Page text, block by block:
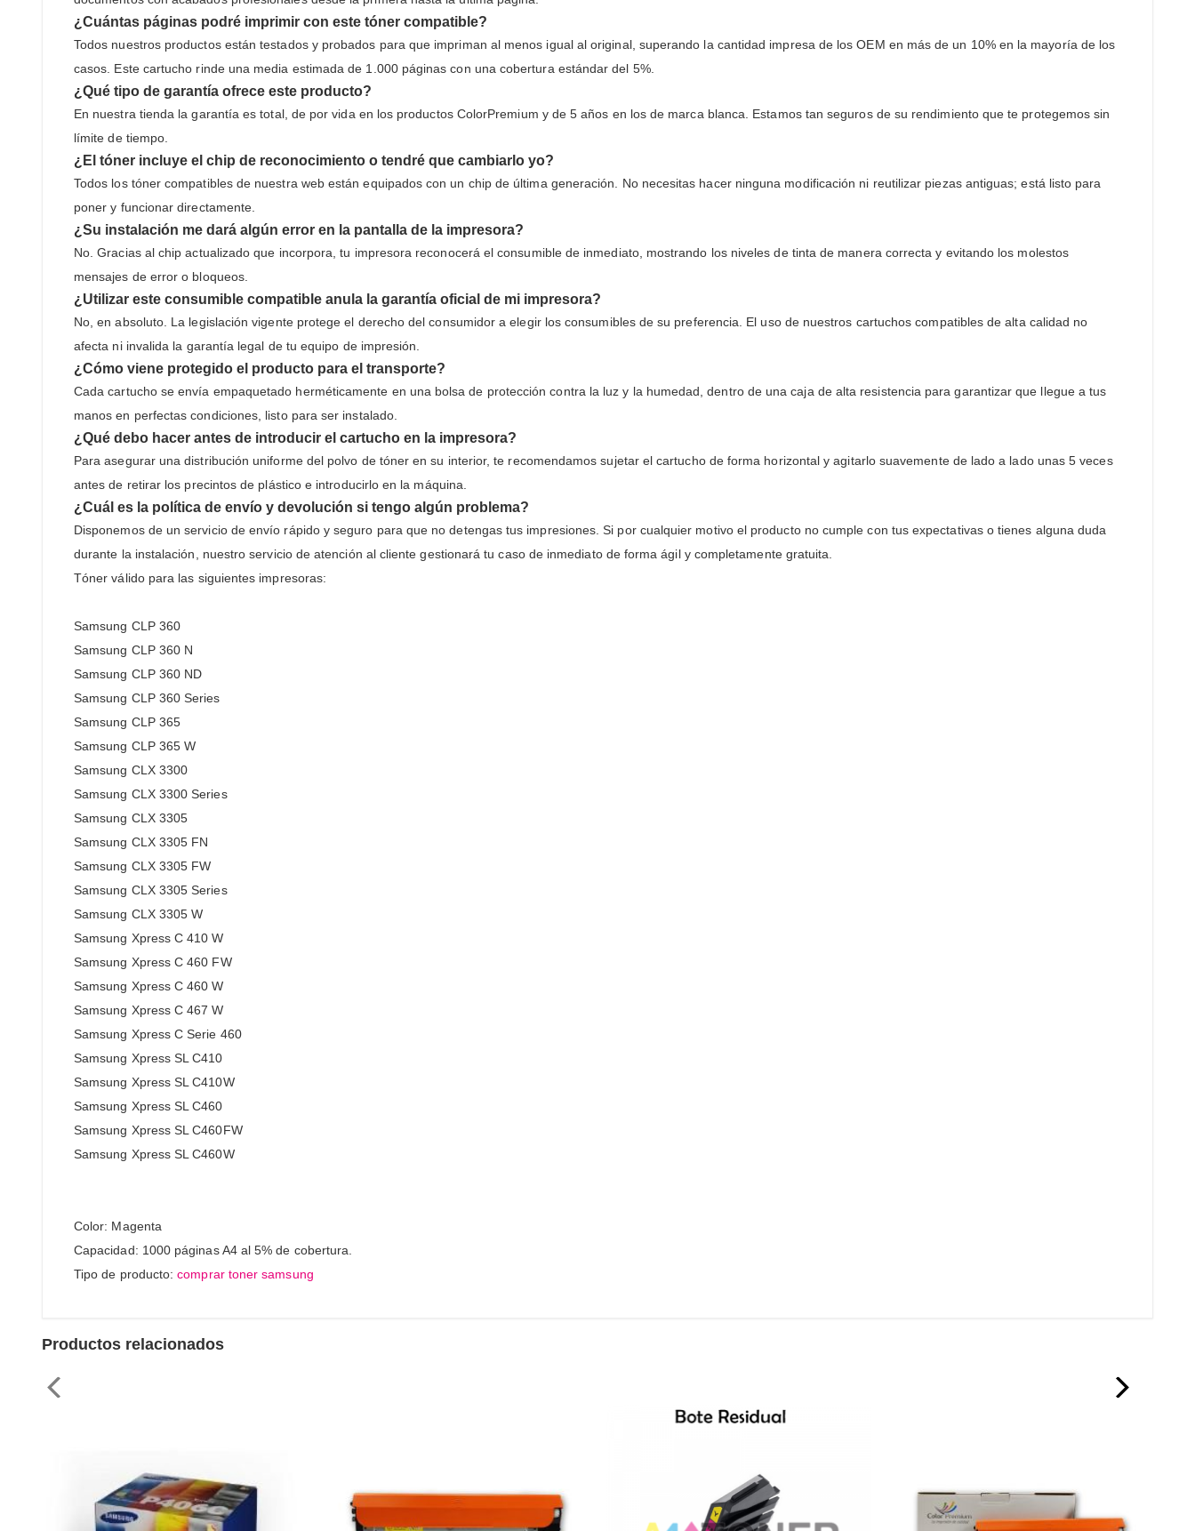
¿Cuántas páginas podré imprimir con este tóner compatible?
Todos nuestros productos están testados y probados para que impriman al menos igual al original, superando la cantidad impresa de los OEM en más de un 10% en la mayoría de los
casos. Este cartucho rinde una media estimada de 1.000 páginas con una cobertura estándar del 5%.
¿Qué tipo de garantía ofrece este producto?
En nuestra tienda la garantía es total, de por vida en los productos ColorPremium y de 5 años en los de marca blanca. Estamos tan seguros de su rendimiento que te protegemos sin
límite de tiempo.
¿El tóner incluye el chip de reconocimiento o tendré que cambiarlo yo?
Todos los tóner compatibles de nuestra web están equipados con un chip de última generación. No necesitas hacer ninguna modificación ni reutilizar piezas antiguas; está listo para
poner y funcionar directamente.
¿Su instalación me dará algún error en la pantalla de la impresora?
No. Gracias al chip actualizado que incorpora, tu impresora reconocerá el consumible de inmediato, mostrando los niveles de tinta de manera correcta y evitando los molestos
mensajes de error o bloqueos.
¿Utilizar este consumible compatible anula la garantía oficial de mi impresora?
No, en absoluto. La legislación vigente protege el derecho del consumidor a elegir los consumibles de su preferencia. El uso de nuestros cartuchos compatibles de alta calidad no
afecta ni invalida la garantía legal de tu equipo de impresión.
¿Cómo viene protegido el producto para el transporte?
Cada cartucho se envía empaquetado herméticamente en una bolsa de protección contra la luz y la humedad, dentro de una caja de alta resistencia para garantizar que llegue a tus
manos en perfectas condiciones, listo para ser instalado.
¿Qué debo hacer antes de introducir el cartucho en la impresora?
Para asegurar una distribución uniforme del polvo de tóner en su interior, te recomendamos sujetar el cartucho de forma horizontal y agitarlo suavemente de lado a lado unas 5 veces
antes de retirar los precintos de plástico e introducirlo en la máquina.
¿Cuál es la política de envío y devolución si tengo algún problema?
Disponemos de un servicio de envío rápido y seguro para que no detengas tus impresiones. Si por cualquier motivo el producto no cumple con tus expectativas o tienes alguna duda
durante la instalación, nuestro servicio de atención al cliente gestionará tu caso de inmediato de forma ágil y completamente gratuita.
Tóner válido para las siguientes impresoras:
Samsung CLP 360
Samsung CLP 360 N
Samsung CLP 360 ND
Samsung CLP 360 Series
Samsung CLP 365
Samsung CLP 365 W
Samsung CLX 3300
Samsung CLX 3300 Series
Samsung CLX 3305
Samsung CLX 3305 FN
Samsung CLX 3305 FW
Samsung CLX 3305 Series
Samsung CLX 3305 W
Samsung Xpress C 410 W
Samsung Xpress C 460 FW
Samsung Xpress C 460 W
Samsung Xpress C 467 W
Samsung Xpress C Serie 460
Samsung Xpress SL C410
Samsung Xpress SL C410W
Samsung Xpress SL C460
Samsung Xpress SL C460FW
Samsung Xpress SL C460W
Color: Magenta
Capacidad: 1000 páginas A4 al 5% de cobertura.
Tipo de producto:comprar toner samsung
Productos relacionados